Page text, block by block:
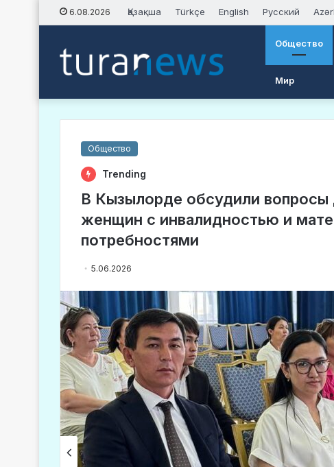
6.08.2026 Қазақша Türkçe English Русский
Общество
Мир
Общество
Trending
В Кызылорде обсудили вопросы
женщин с инвалидностью и
потребностями
5.06.2026